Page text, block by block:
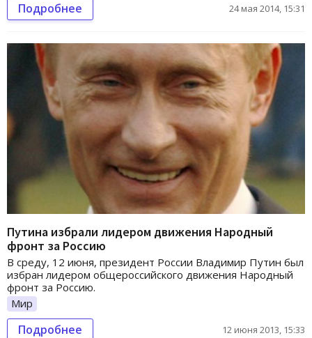
Подробнее 24 мая 2014, 15:31
Путина избрали лидером движения Народный
фронт за Россию
В среду, 12 июня, президент России Владимир Путин был
избран лидером общероссийского движения Народный
фронт за Россию.
Мир
Подробнее 12 июня 2013, 15:33